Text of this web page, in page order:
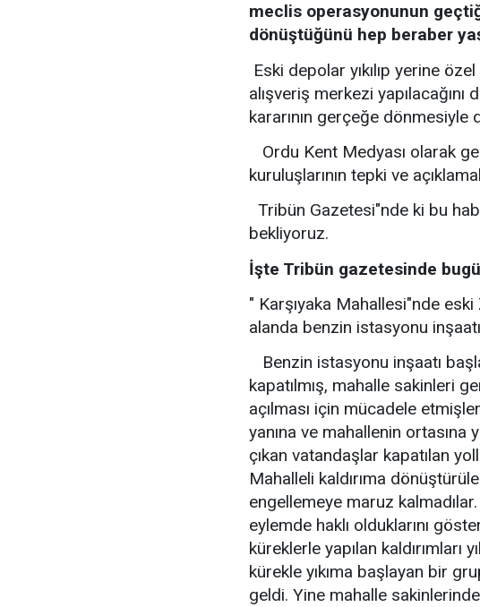
meclis operasyonunun
dönüştüğünü hep beraber
Eski depolar yıkılıp yerine
alışveriş merkezi
kararının gerçeğe dönmesiyle
Ordu Kent Medyası olarak
kuruluşlarının tepki ve
Tribün Gazetesi"nde ki bu
bekliyoruz.
İşte Tribün gazetesinde
" Karşıyaka Mahallesi"nde eski
alanda benzin istasyonu
Benzin istasyonu inşaatı
kapatılmış, mahalle sakinleri
açılması için mücadele
yanına ve mahallenin ortasına
çıkan vatandaşlar kapatılan
Mahalleli kaldırıma
engellemeye maruz
eylemde haklı olduklarını
küreklerle yapılan kaldırımları
kürekle yıkıma başlayan bir
geldi. Yine mahalle